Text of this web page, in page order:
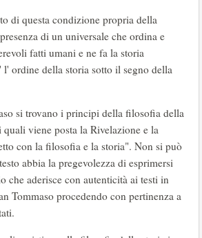
di questa condizione propria della
di un universale che ordina e
fatti umani e ne fa la storia
ordine della storia sotto il segno della
si trovano i principi della filosofia della
viene posta la Rivelazione e la
con la filosofia e la storia". Non si può
abbia la pregevolezza di esprimersi
che aderisce con autenticità ai testi in
Tommaso procedendo con pertinenza a